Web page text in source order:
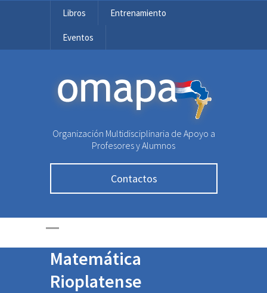
Libros Entrenamiento
Eventos
OMAPA
Organización Multidisciplinaria de Apoyo a
Profesores y Alumnos
Contactos
Paraguay obtiene
cuatro Menciones de
Honor en la 32.ª
Olimpiada
Matemática
Rioplatense